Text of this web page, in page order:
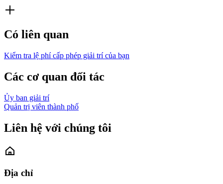
Có liên quan
Kiểm tra lệ phí cấp phép giải trí của bạn
Các cơ quan đối tác
Ủy ban giải trí
Quản trị viên thành phố
Liên hệ với chúng tôi
Địa chỉ